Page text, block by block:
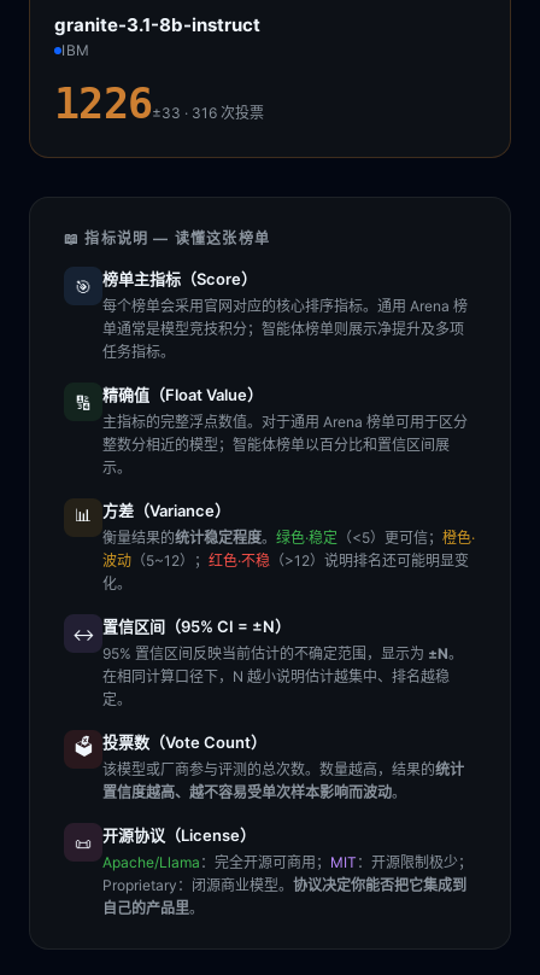
granite-3.1-8b-instruct
IBM
1226±33 · 316次投票
📖 指标说明 — 读懂这张榜单
🎯 榜单主指标（Score）
每个榜单会采用官网对应的核心排序指标。通用 Arena 榜
单通常是模型竞技积分；智能体榜单则展示净提升及多项
任务指标。
🔢 精确值（Float Value）
主指标的完整浮点数值。对于通用 Arena 榜单可用于区分
整数分相近的模型；智能体榜单以百分比和置信区间展
示。
📊 方差（Variance）
衡量结果的统计稳定程度。 绿色·稳定 （<5）更可信； 橙色·
波动 （5~12）； 红色·不稳 （>12）说明排名还可能明显变
化。
↔️ 置信区间（95% CI = ±N）
95% 置信区间反映当前估计的不确定范围，显示为 ±N。
在相同计算口径下，N 越小说明估计越集中、排名越稳
定。
🗳️ 投票数（Vote Count）
该模型或厂商参与评测的总次数。数量越高，结果的统计
置信度越高、越不容易受单次样本影响而波动。
📜 开源协议（License）
Apache/Llama ：完全开源可商用； MIT ：开源限制极少；
Proprietary ：闭源商业模型。 协议决定你能否把它集成到
自己的产品里。